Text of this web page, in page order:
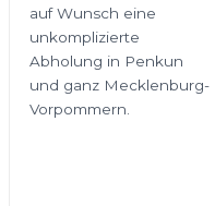
auf Wunsch eine
unkomplizierte
Abholung in Penkun
und ganz Mecklenburg-
Vorpommern.